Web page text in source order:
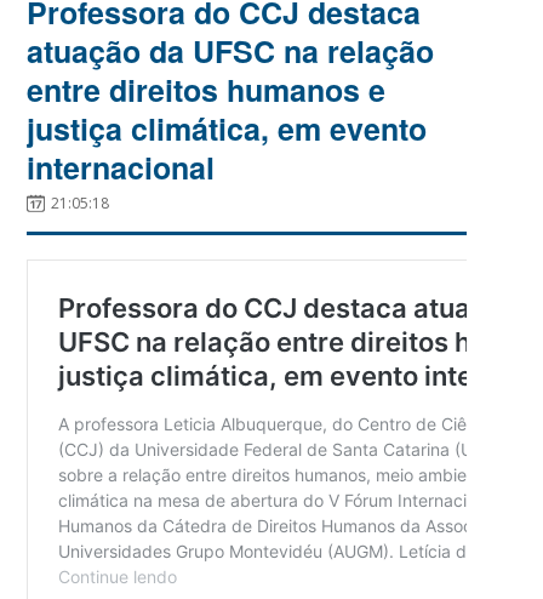
Professora do CCJ destaca
atuação da UFSC na relação
entre direitos humanos e
justiça climática, em evento
internacional
21:05:18